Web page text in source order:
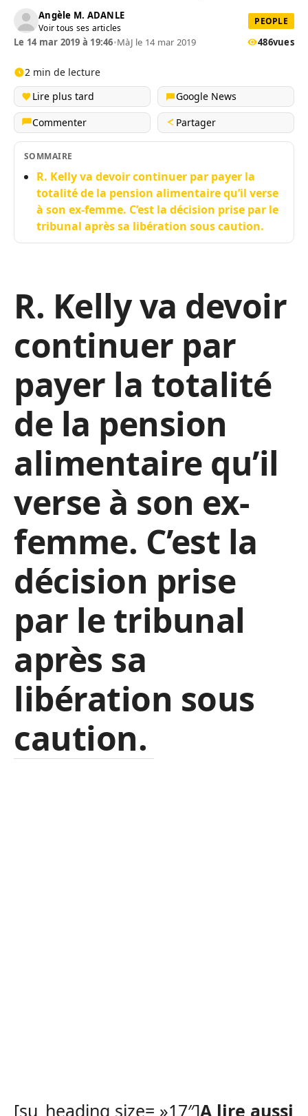
Angèle M. ADANLE
Voir tous ses articles
PEOPLE
Le 14 mar 2019 à 19:46•MàJ le 14 mar 2019 486vues
2 min de lecture
Lire plus tard
Google News
Commenter
Partager
SOMMAIRE
R. Kelly va devoir continuer par payer la
totalité de la pension alimentaire qu’il verse
à son ex-femme. C’est la décision prise par le
tribunal après sa libération sous caution.
R. Kelly va devoir
continuer par
payer la totalité
de la pension
alimentaire qu’il
verse à son ex-
femme. C’est la
décision prise
par le tribunal
après sa
libération sous
caution.
[su_heading size= »17″]A lire aussi